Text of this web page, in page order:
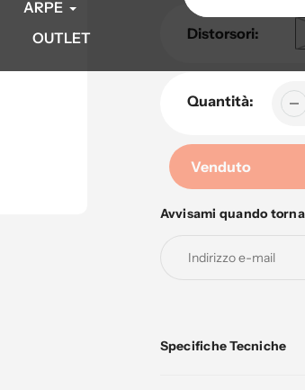
ARPE
OUTLET Distorsori:
Quantità:
Venduto
Aggiunta
prodotto
Avvisami quando
Specifiche Tecniche